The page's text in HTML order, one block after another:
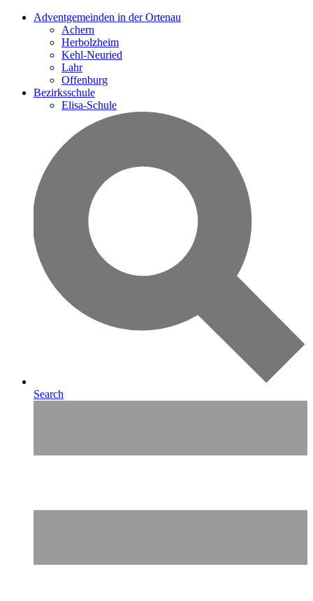
Adventgemeinden in der Ortenau
Achern
Herbolzheim
Kehl-Neuried
Lahr
Offenburg
Bezirksschule
Elisa-Schule
Search